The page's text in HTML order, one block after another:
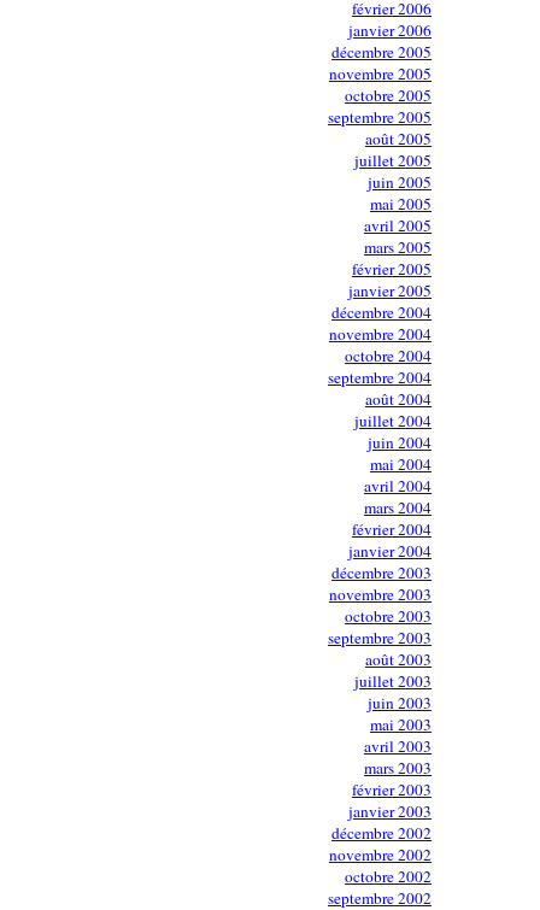
février 2006
janvier 2006
décembre 2005
novembre 2005
octobre 2005
septembre 2005
août 2005
juillet 2005
juin 2005
mai 2005
avril 2005
mars 2005
février 2005
janvier 2005
décembre 2004
novembre 2004
octobre 2004
septembre 2004
août 2004
juillet 2004
juin 2004
mai 2004
avril 2004
mars 2004
février 2004
janvier 2004
décembre 2003
novembre 2003
octobre 2003
septembre 2003
août 2003
juillet 2003
juin 2003
mai 2003
avril 2003
mars 2003
février 2003
janvier 2003
décembre 2002
novembre 2002
octobre 2002
septembre 2002